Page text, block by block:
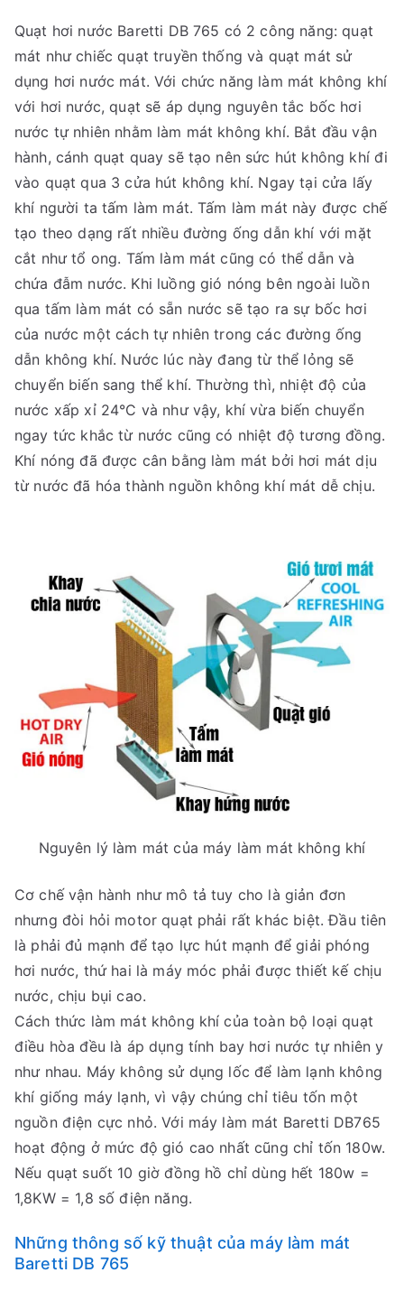
Quạt hơi nước Baretti DB 765 có 2 công năng: quạt
mát như chiếc quạt truyền thống và quạt mát sử
dụng hơi nước mát. Với chức năng làm mát không khí
với hơi nước, quạt sẽ áp dụng nguyên tắc bốc hơi
nước tự nhiên nhằm làm mát không khí. Bắt đầu vận
hành, cánh quạt quay sẽ tạo nên sức hút không khí đi
vào quạt qua 3 cửa hút không khí. Ngay tại cửa lấy
khí người ta tấm làm mát. Tấm làm mát này được chế
tạo theo dạng rất nhiều đường ống dẫn khí với mặt
cắt như tổ ong. Tấm làm mát cũng có thể dẫn và
chứa đẫm nước. Khi luồng gió nóng bên ngoài luồn
qua tấm làm mát có sẵn nước sẽ tạo ra sự bốc hơi
của nước một cách tự nhiên trong các đường ống
dẫn không khí. Nước lúc này đang từ thể lỏng sẽ
chuyển biến sang thể khí. Thường thì, nhiệt độ của
nước xấp xỉ 24°C và như vậy, khí vừa biến chuyển
ngay tức khắc từ nước cũng có nhiệt độ tương đồng.
Khí nóng đã được cân bằng làm mát bởi hơi mát dịu
từ nước đã hóa thành nguồn không khí mát dễ chịu.
Nguyên lý làm mát của máy làm mát không khí
Cơ chế vận hành như mô tả tuy cho là giản đơn
nhưng đòi hỏi motor quạt phải rất khác biệt. Đầu tiên
là phải đủ mạnh để tạo lực hút mạnh để giải phóng
hơi nước, thứ hai là máy móc phải được thiết kế chịu
nước, chịu bụi cao.
Cách thức làm mát không khí của toàn bộ loại quạt
điều hòa đều là áp dụng tính bay hơi nước tự nhiên y
như nhau. Máy không sử dụng lốc để làm lạnh không
khí giống máy lạnh, vì vậy chúng chỉ tiêu tốn một
nguồn điện cực nhỏ. Với máy làm mát Baretti DB765
hoạt động ở mức độ gió cao nhất cũng chỉ tốn 180w.
Nếu quạt suốt 10 giờ đồng hồ chỉ dùng hết 180w =
1,8KW = 1,8 số điện năng.
Những thông số kỹ thuật của máy làm mát
Baretti DB 765